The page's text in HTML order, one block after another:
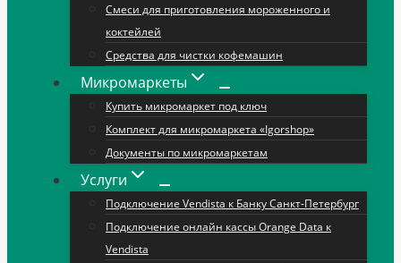
Смеси для приготовления мороженного и
коктейлей
Средства для чистки кофемашин
Микромаркеты
Купить микромаркет под ключ
Комплект для микромаркета «Igorshop»
Документы по микромаркетам
Услуги
Подключение Vendista к Банку Санкт-Петербург
Подключение онлайн кассы Orange Data к
Vendista